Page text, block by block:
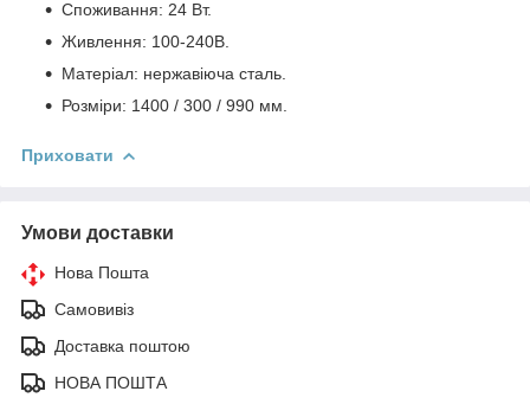
Споживання: 24 Вт.
Живлення: 100-240В.
Матеріал: нержавіюча сталь.
Розміри: 1400 / 300 / 990 мм.
Приховати
Умови доставки
Нова Пошта
Самовивіз
Доставка поштою
НОВА ПОШТА